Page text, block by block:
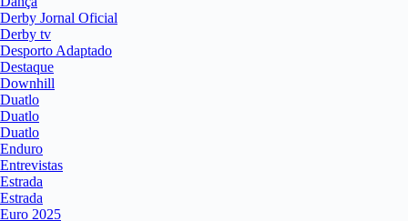
Derby Jornal Oficial
Derby tv
Desporto Adaptado
Destaque
Downhill
Duatlo
Duatlo
Duatlo
Enduro
Entrevistas
Estrada
Estrada
Euro 2025